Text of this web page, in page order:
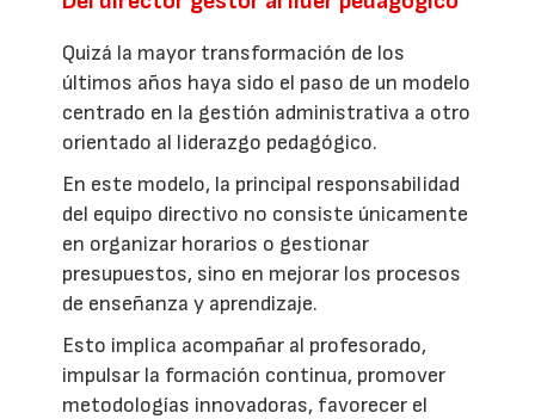
Quizá la mayor transformación de los
últimos años haya sido el paso de un modelo
centrado en la gestión administrativa a otro
orientado al liderazgo pedagógico.
En este modelo, la principal responsabilidad
del equipo directivo no consiste únicamente
en organizar horarios o gestionar
presupuestos, sino en mejorar los procesos
de enseñanza y aprendizaje.
Esto implica acompañar al profesorado,
impulsar la formación continua, promover
metodologías innovadoras, favorecer el